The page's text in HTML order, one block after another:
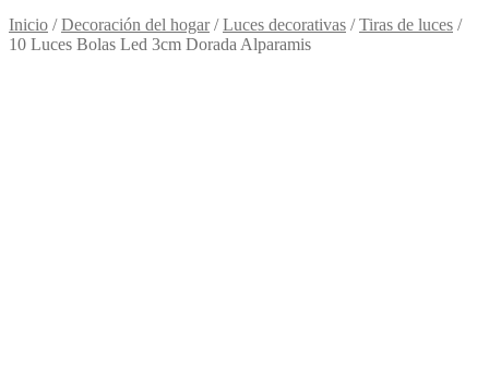
Inicio /Decoración del hogar/Luces decorativas /Tiras de luces /
10 Luces Bolas Led 3cm Dorada Alparamis